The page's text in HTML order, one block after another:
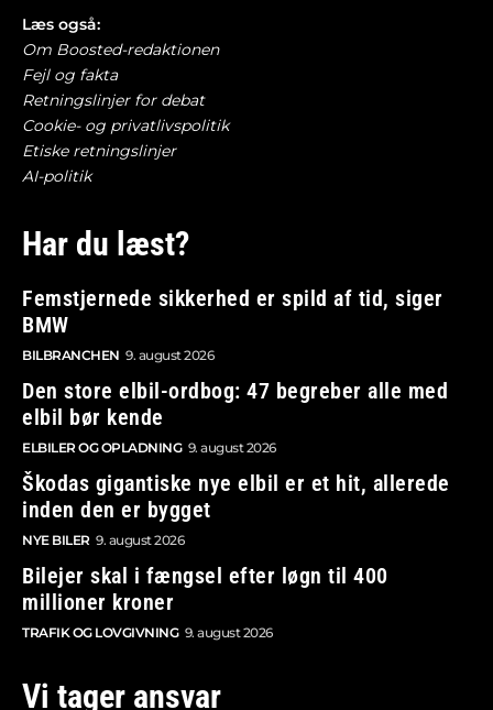
Læs også:
Om Boosted-redaktionen
Fejl og fakta
Retningslinjer for debat
Cookie- og privatlivspolitik
Etiske retningslinjer
AI-politik
Har du læst?
Femstjernede sikkerhed er spild af tid, siger
BMW
BILBRANCHEN 9. august 2026
Den store elbil-ordbog: 47 begreber alle med
elbil bør kende
ELBILER OG OPLADNING 9. august 2026
Škodas gigantiske nye elbil er et hit, allerede
inden den er bygget
NYE BILER 9. august 2026
Bilejer skal i fængsel efter løgn til 400
millioner kroner
TRAFIK OG LOVGIVNING 9. august 2026
Vi tager ansvar